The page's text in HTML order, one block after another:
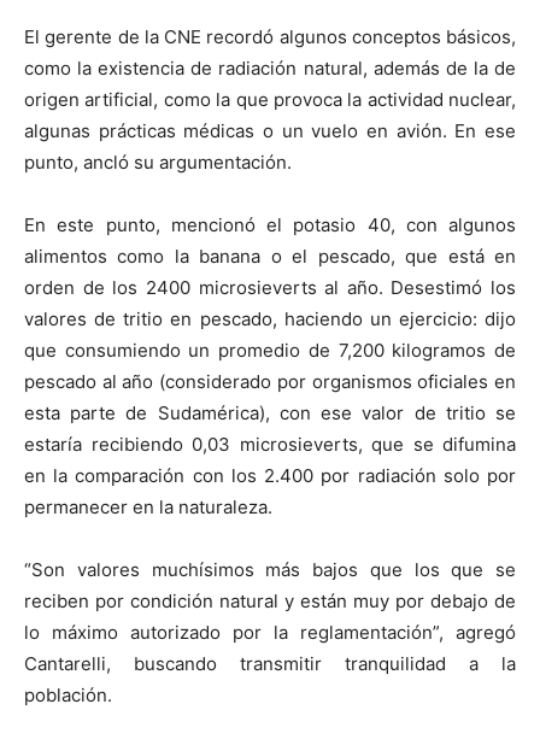
El gerente de la CNE recordó algunos conceptos básicos,
como la existencia de radiación natural, además de la de
origen artificial, como la que provoca la actividad nuclear,
algunas prácticas médicas o un vuelo en avión. En ese
punto, ancló su argumentación.
En este punto, mencionó el potasio 40, con algunos
alimentos como la banana o el pescado, que está en
orden de los 2400 microsieverts al año. Desestimó los
valores de tritio en pescado, haciendo un ejercicio: dijo
que consumiendo un promedio de 7,200 kilogramos de
pescado al año (considerado por organismos oficiales en
esta parte de Sudamérica), con ese valor de tritio se
estaría recibiendo 0,03 microsieverts, que se difumina
en la comparación con los 2.400 por radiación solo por
permanecer en la naturaleza.
“Son valores muchísimos más bajos que los que se
reciben por condición natural y están muy por debajo de
lo máximo autorizado por la reglamentación”, agregó
Cantarelli, buscando transmitir tranquilidad a la
población.